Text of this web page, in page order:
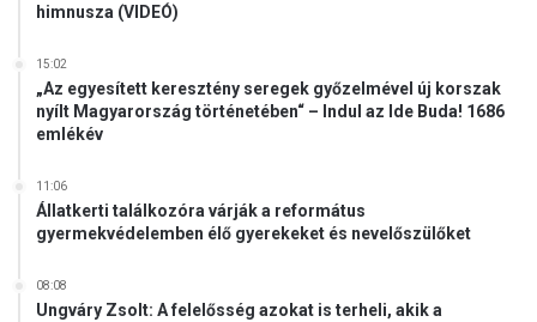
l
himnusza (VIDEÓ)
15:02
„Az egyesített keresztény seregek győzelmével új korszak
nyílt Magyarország történetében“ – Indul az Ide Buda! 1686
emlékév
11:06
Állatkerti találkozóra várják a református
gyermekvédelemben élő gyerekeket és nevelőszülőket
08:08
Ungváry Zsolt: A felelősség azokat is terheli, akik a